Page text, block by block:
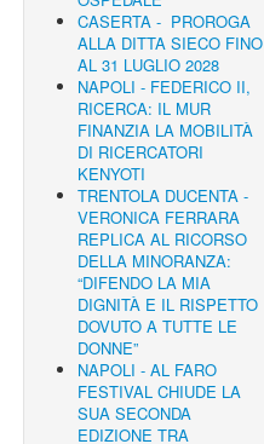
CASERTA - PROROGA
ALLA DITTA SIECO FINO
AL 31 LUGLIO 2028
NAPOLI - FEDERICO II,
RICERCA: IL MUR
FINANZIA LA MOBILITÀ
DI RICERCATORI
KENYOTI
TRENTOLA DUCENTA -
VERONICA FERRARA
REPLICA AL RICORSO
DELLA MINORANZA:
“DIFENDO LA MIA
DIGNITÀ E IL RISPETTO
DOVUTO A TUTTE LE
DONNE”
NAPOLI - AL FARO
FESTIVAL CHIUDE LA
SUA SECONDA
EDIZIONE TRA